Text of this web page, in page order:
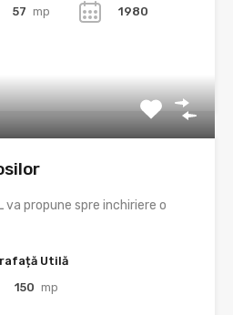
57 mp
1980
va propune spre inchiriere o
Utilă
150 mp